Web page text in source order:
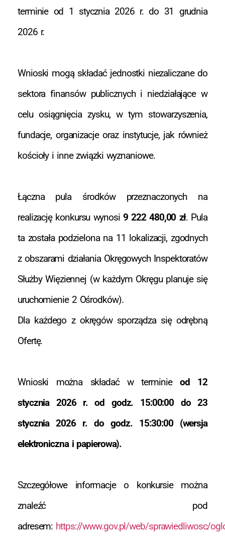
terminie od 1 stycznia 2026 r. do 31 grudnia
2026 r.
Wnioski mogą składać jednostki niezaliczane do
sektora finansów publicznych i niedziałające w
celu osiągnięcia zysku, w tym stowarzyszenia,
fundacje, organizacje oraz instytucje, jak również
kościoły i inne związki wyznaniowe.
Łączna pula środków przeznaczonych na
realizację konkursu wynosi9 222 480,00 zł. Pula
ta została podzielona na 11 lokalizacji, zgodnych
z obszarami działania Okręgowych Inspektoratów
Służby Więziennej (w każdym Okręgu planuje się
uruchomienie 2 Ośrodków).
Dla każdego z okręgów sporządza się odrębną
Ofertę.
Wnioski można składać w terminieod 12
stycznia 2026 r. od godz. 15:00:00 do 23
stycznia 2026 r. do godz. 15:30:00 (wersja
elektroniczna i papierowa).
Szczegółowe informacje o konkursie można
znaleźć pod
adresem: https://www.gov.pl/web/sprawiedliwosc/